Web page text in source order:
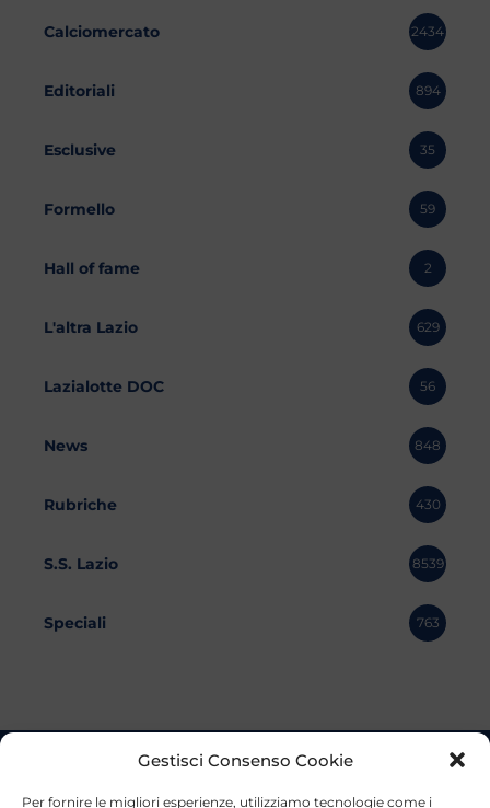
Gestisci Consenso Cookie
Per fornire le migliori esperienze, utilizziamo tecnologie come i
Calciomercato 2434
Editoriali 894
Esclusive 35
Formello 59
Hall of fame 2
L'altra Lazio 629
Lazialotte DOC 56
News 848
Rubriche 430
S.S. Lazio 8539
Speciali 763